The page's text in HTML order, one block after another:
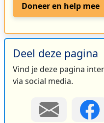
Doneer en help mee
Deel deze pagina
Vind je deze pagina
via social media.